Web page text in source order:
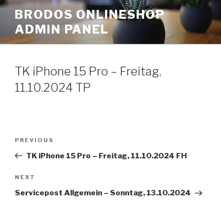
Skip
content
BRODOS ONLINESHOP
ADMIN PANEL
TK iPhone 15 Pro – Freitag,
11.10.2024 TP
Previous
Post
PREVIOUS
TK iPhone 15 Pro – Freitag, 11.10.2024 FH
Next
Post
NEXT
Servicepost Allgemein – Sonntag, 13.10.2024